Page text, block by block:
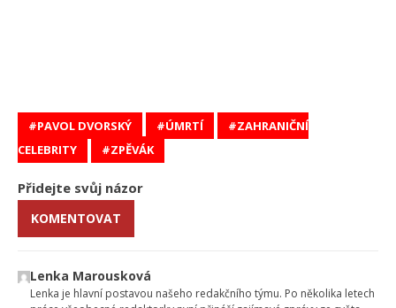
PAVOL DVORSKÝ ÚMRTÍ
ZAHRANIČNÍ
CELEBRITY
ZPĚVÁK
Přidejte svůj názor
KOMENTOVAT
Lenka Marousková
Lenka je hlavní postavou našeho redakčního týmu. Po několika letech